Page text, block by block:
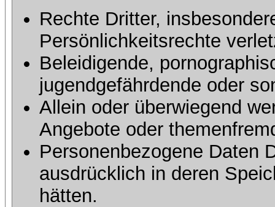
Rechte Dritter,
Persönlichkeitsrechte
Beleidigende,
jugendgefährdende oder
Allein oder überwiegend
Angebote oder
Personenbezogene Daten
ausdrücklich in deren
hätten.